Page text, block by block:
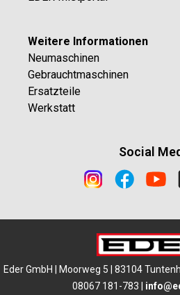
Weitere Informationen
Neumaschinen
Gebrauchtmaschinen
Ersatzteile
Werkstatt
Social
Eder GmbH | Moorweg 5 | 83104
08067 181-783 |